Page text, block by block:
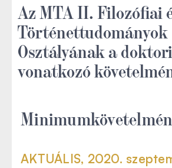
Az MTA II. Filozófiai
Történettudományok
Osztályának a
vonatkozó
AKTUÁLIS, 2020.